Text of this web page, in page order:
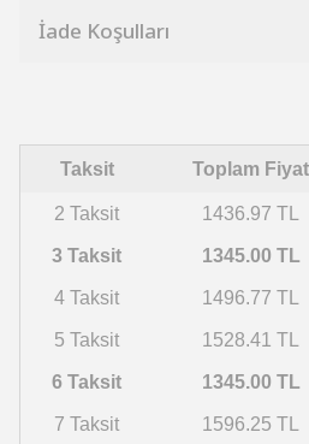
İade Koşulları
Taksit Toplam Fiyat
2 Taksit 1436.97 TL
3 Taksit 1345.00 TL
4 Taksit 1496.77 TL
5 Taksit 1528.41 TL
6 Taksit 1345.00 TL
7 Taksit 1596.25 TL